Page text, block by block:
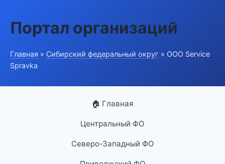
Портал организаций
Главная » Сибирский федеральный округ » ООО Service
Spravka
🏠 Главная
Центральный ФО
Северо-Западный ФО